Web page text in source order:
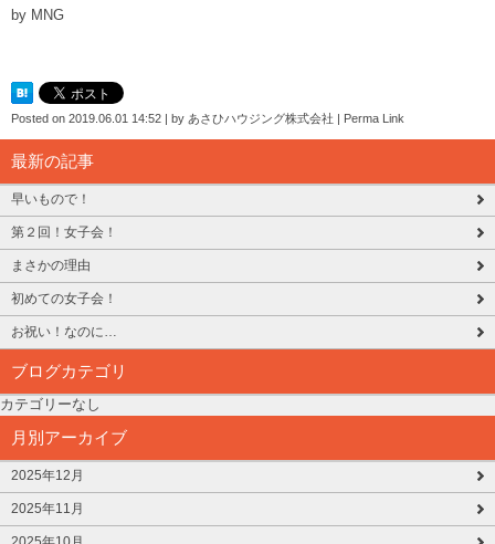
by MNG
Posted on 2019.06.01 14:52 by あさひハウジング株式会社 Perma Link
最新の記事
早いもので！
第２回！女子会！
まさかの理由
初めての女子会！
お祝い！なのに…
ブログカテゴリ
カテゴリーなし
月別アーカイブ
2025年12月
2025年11月